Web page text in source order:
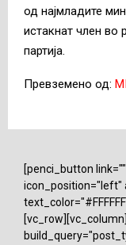
од најмладите
истакнат член во
партија.
Превземено од:
[penci_button
icon_position="left"